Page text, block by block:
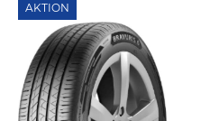
AKTION